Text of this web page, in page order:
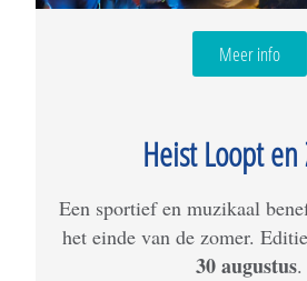
Meer info
Heist Loopt en
Een sportief en muzikaal
het einde van de zomer.
30 augustus.